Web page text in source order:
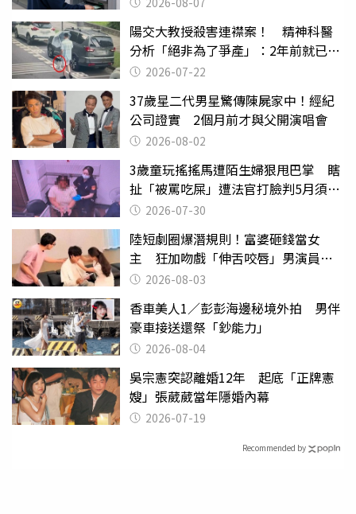
陽交大教授殺害連襟案！ 精神科醫
分析「絕非為了爭產」：2年前就已言
行詭異
2026-07-22
37歲星二代男星驚傳陳屍家中！經紀
公司證實 2個月前才與父開演唱會
2026-08-02
3歲童玩搖搖馬遭陌生婦狠甩巴掌 瞎
扯「被罵吃屎」遭法官打臉判5月須入
監 2026-07-30
陸短劇圈爆潛規則！富婆砸錢當女
主 狂加吻戲「伸舌咬唇」男演員崩
潰 2026-08-03
香車美人1／彭彭海邊秘境外拍 男伴
豪車接送還祭「鈔能力」
2026-08-04
吳宗憲突認離婚12年 起底「正牌憲
嫂」張葳葳當年隱婚內幕
2026-07-19
Recommended by